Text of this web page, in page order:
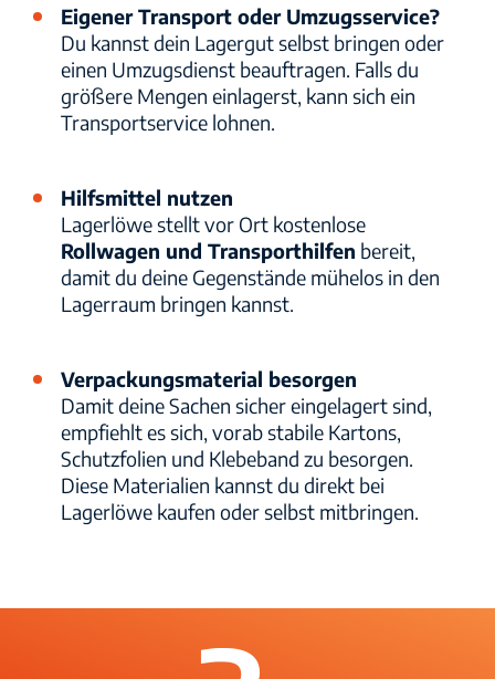
Eigener Transport oder Umzugsservice?
Du kannst dein Lagergut selbst bringen oder
einen Umzugsdienst beauftragen. Falls du
größere Mengen einlagerst, kann sich ein
Transportservice lohnen.
Hilfsmittel nutzen
Lagerlöwe stellt vor Ort kostenlose
Rollwagen und Transporthilfen bereit,
damit du deine Gegenstände mühelos in den
Lagerraum bringen kannst.
Verpackungsmaterial besorgen
Damit deine Sachen sicher eingelagert sind,
empfiehlt es sich, vorab stabile Kartons,
Schutzfolien und Klebeband zu besorgen.
Diese Materialien kannst du direkt bei
Lagerlöwe kaufen oder selbst mitbringen.